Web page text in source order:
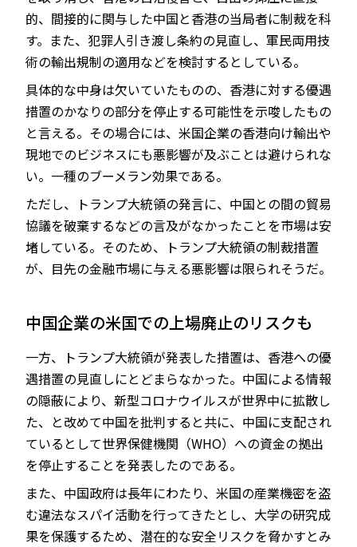
的、間接的に関与した中国と香港の当局者に制裁を科
す。また、犯罪人引き渡し条約の見直し、軍民両用技
術の輸出規制の適用などを検討するとしている。
具体的な中身は欠いていたものの、香港に対する優遇
措置のかなりの部分を停止する可能性を示唆したもの
と言える。その場合には、米国企業の香港向け輸出や
現地でのビジネスにも悪影響が及ぶことは避けられな
い。一種のブーメラン効果である。
ただし、トランプ大統領の発言に、中国との間の貿易
協議を破棄するなどの言及がなかったことを市場は安
堵している。そのため、トランプ大統領の制裁措置
が、目先の金融市場に与える悪影響は限られそうだ。
中国企業の米国での上場廃止のリスクも
一方、トランプ大統領が発表した措置は、香港への優
遇措置の見直しにとどまらなかった。中国による情報
の隠蔽により、新型コロナウイルスが世界中に拡散し
た、と改めて中国を批判すると共に、中国に支配され
ているとして世界保健機関（WHO）への資金の拠出
を停止することを発表したのである。
また、中国政府は長年にわたり、米国の産業機密を盗
む違法なスパイ活動を行ってきたとし、大学の研究成
果を保護するため、潜在的な安全リスクを脅かすとみ